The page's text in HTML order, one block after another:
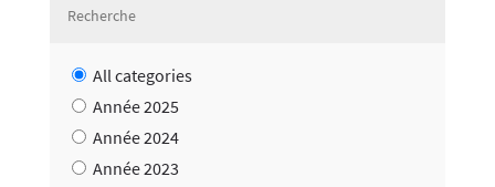
All categories
Année 2025
Année 2024
Année 2023